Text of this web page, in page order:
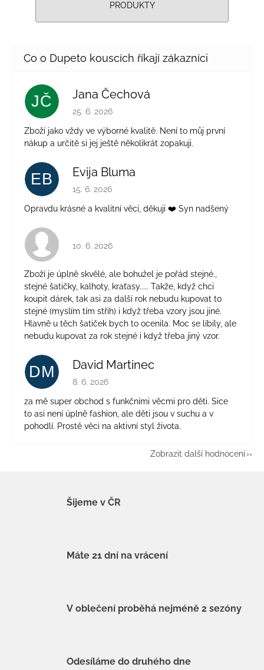
PRODUKTY
JČ Jana Čechová
Hodnocení obchodu je 5 z 5 hvězdiček.
25. 6. 2026
Zboží jako vždy ve výborné kvalitě. Není to můj první
nákup a určitě si jej ještě několikrát zopakuji.
EB Evija Bluma
Hodnocení obchodu je 5 z 5 hvězdiček.
15. 6. 2026
Opravdu krásné a kvalitní věci, děkuji ❤️ Syn nadšený
Hodnocení obchodu je 4 z 5 hvězdiček.
10. 6. 2026
Zboží je úplně skvělé, ale bohužel je pořád stejné.,
stejné šatičky, kalhoty, kraťasy..... Takže, když chci
koupit dárek, tak asi za další rok nebudu kupovat to
stejné (myslím tím střih) i když třeba vzory jsou jiné.
Hlavně u těch šatiček bych to ocenila. Moc se líbily, ale
nebudu kupovat za rok stejné i když třeba jiný vzor.
DM David Martinec
Hodnocení obchodu je 5 z 5 hvězdiček.
8. 6. 2026
za mě super obchod s funkčními věcmi pro děti. Sice
to asi není úplně fashion, ale děti jsou v suchu a v
pohodlí. Prostě věci na aktivní styl života.
Zobrazit další hodnocení
Šijeme v ČR
Máte 21 dní na vrácení
V oblečení proběhá nejméně 2 sezóny
Odesíláme do druhého dne